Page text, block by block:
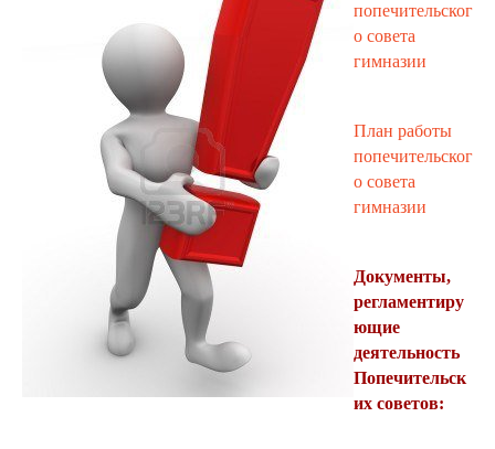
попечительског
о совета
гимназии
План работы
попечительског
о совета
гимназии
Документы,
регламентиру
ющие
деятельность
Попечительск
их советов: